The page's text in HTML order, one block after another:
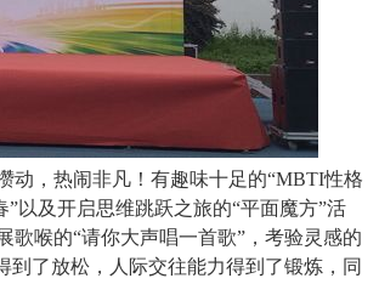
动，热闹非凡！有趣味十足的“MBTI性格
以及开启思维跳跃之旅的“平面魔方”活
歌喉的“请你大声唱一首歌”，考验灵感的
到了放松，人际交往能力得到了锻炼，同